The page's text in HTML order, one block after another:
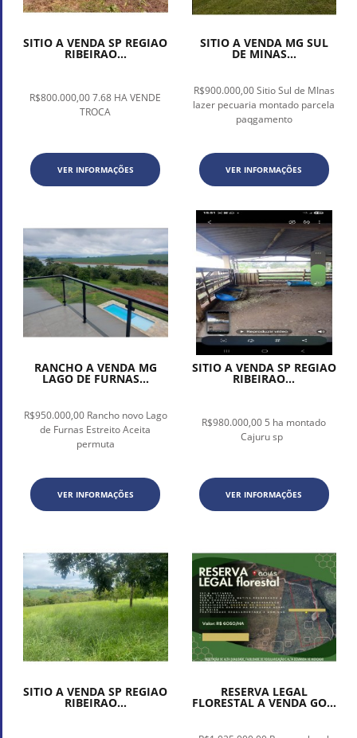
SITIO A VENDA SP REGIAO
RIBEIRAO...
R$800.000,00 7.68 HA VENDE
TROCA
VER INFORMAÇÕES
SITIO A VENDA MG SUL
DE MINAS...
R$900.000,00 Sitio Sul de MInas
lazer pecuaria montado parcela
paqgamento
VER INFORMAÇÕES
RANCHO A VENDA MG
LAGO DE FURNAS...
R$950.000,00 Rancho novo Lago
de Furnas Estreito Aceita
permuta
VER INFORMAÇÕES
SITIO A VENDA SP REGIAO
RIBEIRAO...
R$980.000,00 5 ha montado
Cajuru sp
VER INFORMAÇÕES
SITIO A VENDA SP REGIAO
RIBEIRAO...
RESERVA LEGAL
FLORESTAL A VENDA GO...